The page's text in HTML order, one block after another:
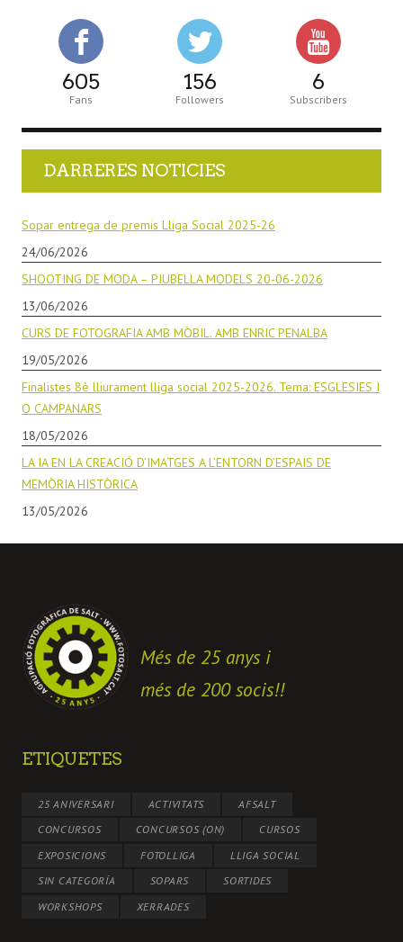
605
Fans
156
Followers
6
Subscribers
DARRERES NOTICIES
Sopar entrega de premis Lliga Social 2025-26
24/06/2026
SHOOTING DE MODA – PIUBELLA MODELS 20-06-2026
13/06/2026
CURS DE FOTOGRAFIA AMB MÒBIL. AMB ENRIC PENALBA
19/05/2026
Finalistes 8è lliurament lliga social 2025-2026. Tema: ESGLESIES I
O CAMPANARS
18/05/2026
LA IA EN LA CREACIÓ D’IMATGES A L’ENTORN D’ESPAIS DE
MEMÒRIA HISTÒRICA
13/05/2026
Més de 25 anys i
més de 200 socis!!
ETIQUETES
25 ANIVERSARI ACTIVITATS
AFSALT
CONCURSOS
CONCURSOS (ON)
CURSOS
EXPOSICIONS
FOTOLLIGA
LLIGA SOCIAL
SIN CATEGORÍA
SOPARS
SORTIDES
WORKSHOPS
XERRADES